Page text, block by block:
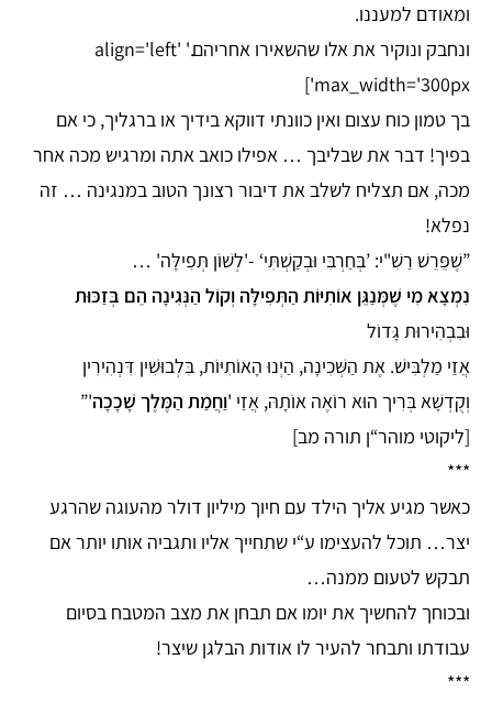
ומאודם למעננו.
ונחבק ונוקיר את אלו שהשאירו אחריהם.' align='left'
max_width='300px']
בך טמון כוח עצום ואין כוונתי דווקא בידיך או ברגליך, כי אם
בפיך! דבר את שבליבך … אפילו כואב אתה ומרגיש מכה אחר
מכה, אם תצליח לשלב את דיבור רצונך הטוב במנגינה … זה
נפלא!
”שֶׁפֵּרֵשׁ רַשִׁ"י: ’בְּחַרְבִּי וּבְקַשְׁתִּי‘ -'לְשׁוֹן תְּפִילָּה' …
נִמְצָא מִי שֶׁמְּנַגֵּן אוֹתִיּוֹת הַתְּפִילָּה וְקוֹל הַנְּגִינָה הֵם בְּזַכּוּת
וּבִבְהִירוּת גָּדוֹל
אֲזַי מַלְבִּישׁ. אֶת הַשְּׁכִינָה, הַיְנוּ הָאוֹתִיּוֹת, בִּלְבוּשִׁין דִּנְהִירִין
וְקֻדְשָׁא בְּרִיך הוּא רוֹאֶה אוֹתָהּ, אֲזַי 'וַחֲמַת הַמֶּלֶך שָׁכָכָה'”
[ליקוטי מוהר“ן תורה מב]
***
כאשר מגיע אליך הילד עם חיוך מיליון דולר מהעוגה שהרגע
יצר… תוכל להעצימו ע“י שתחייך אליו ותגביה אותו יותר אם
תבקש לטעום ממנה…
ובכוחך להחשיך את יומו אם תבחן את מצב המטבח בסיום
עבודתו ותבחר להעיר לו אודות הבלגן שיצר!
***